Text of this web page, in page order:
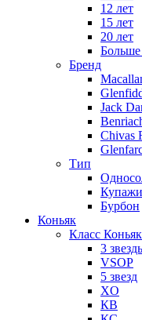
12 лет
15 лет
20 лет
Больше
Бренд
Jack
Chivas
Тип
Бурбон
Коньяк
Класс
3
VSOP
5 звезд
XO
КВ